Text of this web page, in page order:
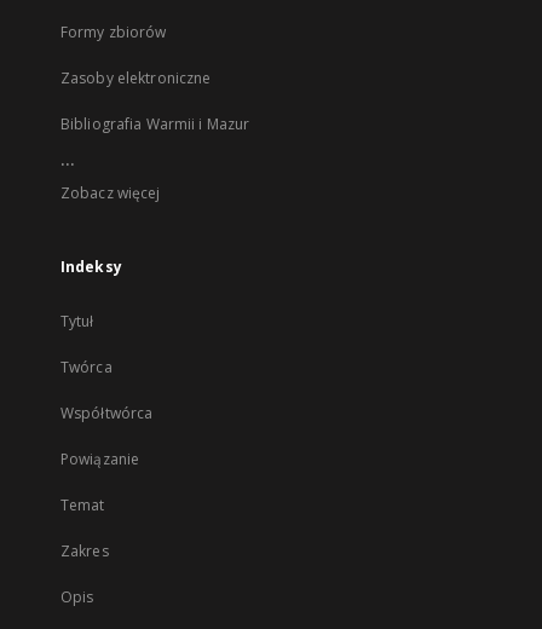
Formy zbiorów
Zasoby elektroniczne
Bibliografia Warmii i Mazur
...
Zobacz więcej
Indeksy
Tytuł
Twórca
Współtwórca
Powiązanie
Temat
Zakres
Opis